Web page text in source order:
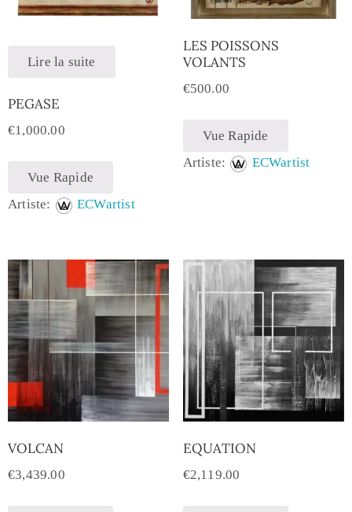
Lire la suite
PEGASE
€1,000.00
Vue Rapide
Artiste:
ECWartist
LES POISSONS
VOLANTS
€500.00
Vue Rapide
Artiste:
ECWartist
VOLCAN
€3,439.00
EQUATION
€2,119.00